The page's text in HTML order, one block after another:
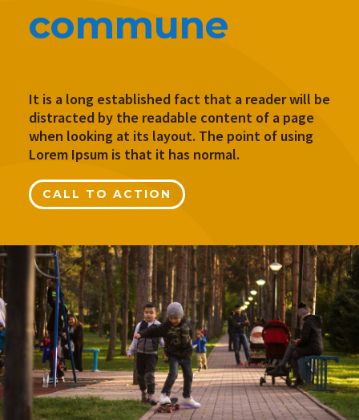
commune
It is a long established fact that a reader will be
distracted by the readable content of a page
when looking at its layout. The point of using
Lorem Ipsum is that it has normal.
CALL TO ACTION